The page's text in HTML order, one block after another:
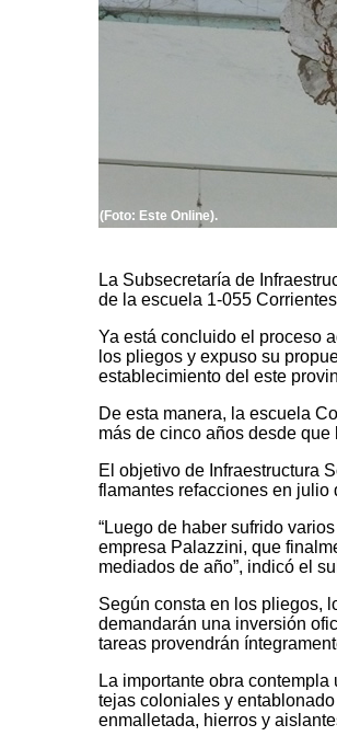
(Foto: Este Online).
La Subsecretaría de
de la escuela 1-055
Ya está concluido el proceso
los pliegos y expuso su
establecimiento del este
De esta manera, la escuela
más de cinco años desde
El objetivo de Infraestructura
flamantes refacciones en julio
“Luego de haber sufrido
empresa Palazzini, que
mediados de año”, indicó el
Según consta en los pliegos,
demandarán una inversión
tareas provendrán
La importante obra
tejas coloniales y
enmalletada, hierros y